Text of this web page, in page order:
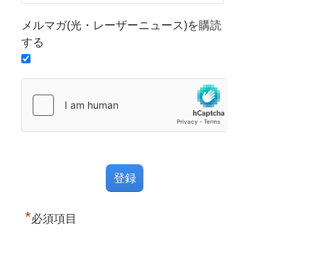
メルマガ(光・レーザーニュース)を購読
する
*必須項目